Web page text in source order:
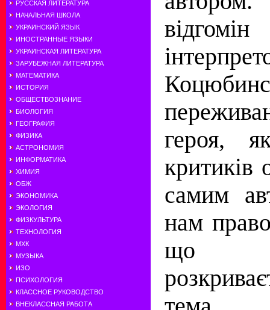
РУССКАЯ ЛИТЕРАТУРА
НАЧАЛЬНАЯ ШКОЛА
УКРАИНСКИЙ ЯЗЫК
ИНОСТРАННЫЕ ЯЗЫКИ
УКРАИНСКАЯ ЛИТЕРАТУРА
ЗАРУБЕЖНАЯ ЛИТЕРАТУРА
МАТЕМАТИКА
ИСТОРИЯ
ОБЩЕСТВОЗНАНИЕ
БИОЛОГИЯ
ГЕОГРАФИЯ
ФИЗИКА
АСТРОНОМИЯ
ИНФОРМАТИКА
ХИМИЯ
ОБЖ
ЭКОНОМИКА
ЭКОЛОГИЯ
ФИЗКУЛЬТУРА
ТЕХНОЛОГИЯ
МХК
МУЗЫКА
ИЗО
ПСИХОЛОГИЯ
КЛАССНОЕ РУКОВОДСТВО
ВНЕКЛАССНАЯ РАБОТА
героя,
кри­тиків
самим
нам
що в